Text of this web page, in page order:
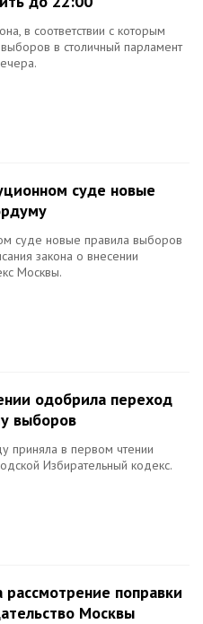
в соответствии с которым
в столичный парламент
суде новые
суде новые правила выборов
закона о внесении
Москвы.
одобрила переход
выборов
приняла в первом чтении
Избирательный кодекс.
рассмотрение поправки
Москвы